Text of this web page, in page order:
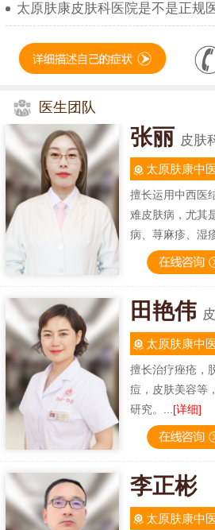
太原肤康皮肤科医院是不是正规
医生团队
张丽 皮肤
太原肤康中
擅长运用中西医
难皮肤病，尤其
病、荨麻疹、湿
田艳伟
太原肤康中
擅长治疗痤疮，
痘，皮肤美容等
研究。... [详细]
李正彬
太原肤康中